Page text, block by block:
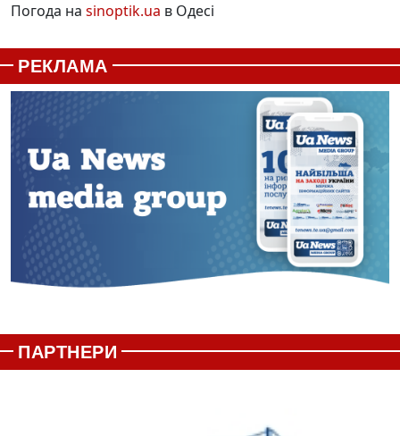
Погода на sinoptik.ua в Одесі
РЕКЛАМА
ПАРТНЕРИ